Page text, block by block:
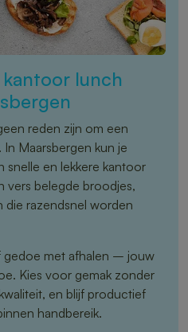
lunch
reden zijn om een
Maarsbergen kun je
snelle en lekkere kantoor
vers belegde broodjes,
razendsnel worden
gedoe met afhalen – jouw
Kies voor gemak zonder
en blijf productief
handbereik.